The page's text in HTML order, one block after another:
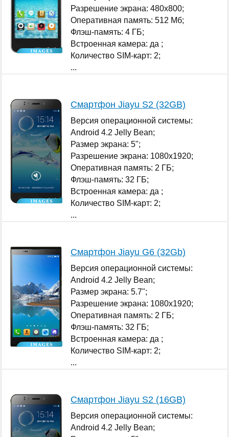
Разрешение экрана: 480x800;
Оперативная память: 512 Мб;
Флэш-память: 4 ГБ;
Встроенная камера: да ;
Количество SIM-карт: 2;
...
Смартфон Jiayu S2 (32GB)
Версия операционной системы:
Android 4.2 Jelly Bean;
Размер экрана: 5";
Разрешение экрана: 1080x1920;
Оперативная память: 2 ГБ;
Флэш-память: 32 ГБ;
Встроенная камера: да ;
Количество SIM-карт: 2;
...
Смартфон Jiayu G6 (32Gb)
Версия операционной системы:
Android 4.2 Jelly Bean;
Размер экрана: 5.7";
Разрешение экрана: 1080x1920;
Оперативная память: 2 ГБ;
Флэш-память: 32 ГБ;
Встроенная камера: да ;
Количество SIM-карт: 2;
...
Смартфон Jiayu S2 (16GB)
Версия операционной системы:
Android 4.2 Jelly Bean;